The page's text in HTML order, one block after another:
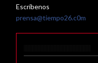
Escríbenos
prensa@tiempo26.c0m